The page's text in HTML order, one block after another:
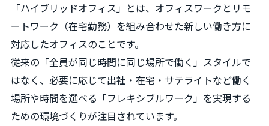
「ハイブリッドオフィス」とは、オフィスワークとリモ
ートワーク（在宅勤務）を組み合わせた新しい働き方に
対応したオフィスのことです。
従来の「全員が同じ時間に同じ場所で働く」スタイルで
はなく、必要に応じて出社・在宅・サテライトなど働く
場所や時間を選べる「フレキシブルワーク」を実現する
ための環境づくりが注目されています。